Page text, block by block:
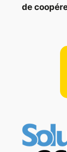
de